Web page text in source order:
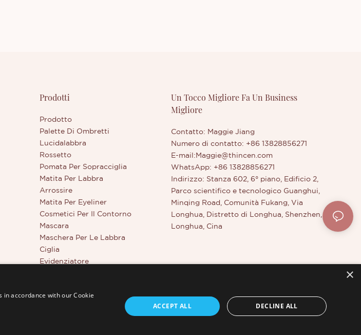
Prodotti
Prodotto
Palette Di Ombretti
Lucidalabbra
Rossetto
Pomata Per Sopracciglia
Matita Per Labbra
Arrossire
Matita Per Eyeliner
Cosmetici Per Il Contorno
Mascara
Maschera Per Le Labbra
Ciglia
Evidenziatore
Un Tocco Migliore Fa Un Business
Migliore
Contatto: Maggie Jiang
Numero di contatto: +86 13828856271
E-mail: Maggie@thincen.com
WhatsApp: +86 13828856271
Indirizzo: Stanza 602, 6° piano, Edificio 2,
Parco scientifico e tecnologico Guanghui,
Minqing Road, Comunità Fukang, Via
Longhua, Distretto di Longhua, Shenzhen,
Longhua, Cina
×
in accordance with our Cookie
ACCEPT ALL DECLINE ALL